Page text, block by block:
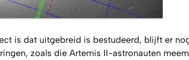
is dat uitgebreid is bestudeerd, blijft er
zoals die Artemis II-astronauten